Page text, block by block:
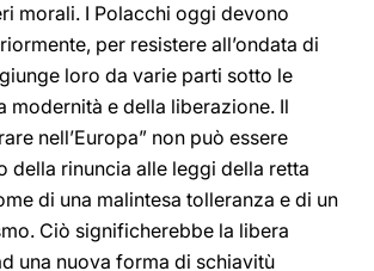
morali. I Polacchi oggi devono
per resistere all’ondata di
loro da varie parti sotto le
modernità e della liberazione. Il
nell’Europa” non può essere
della rinuncia alle leggi della retta
di una malintesa tolleranza e di un
Ciò significherebbe la libera
una nuova forma di schiavitù